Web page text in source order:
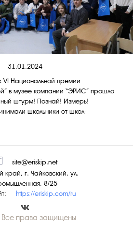
31.01.2024
VI Национальной премии
в музее компании “ЭРИС” прошло
штурм! Познай! Измерь!
школьники от школ-
https://eriskip.com/ru
край, г. Чайковский, ул.
8/25
site@eriskip.net
права защищены